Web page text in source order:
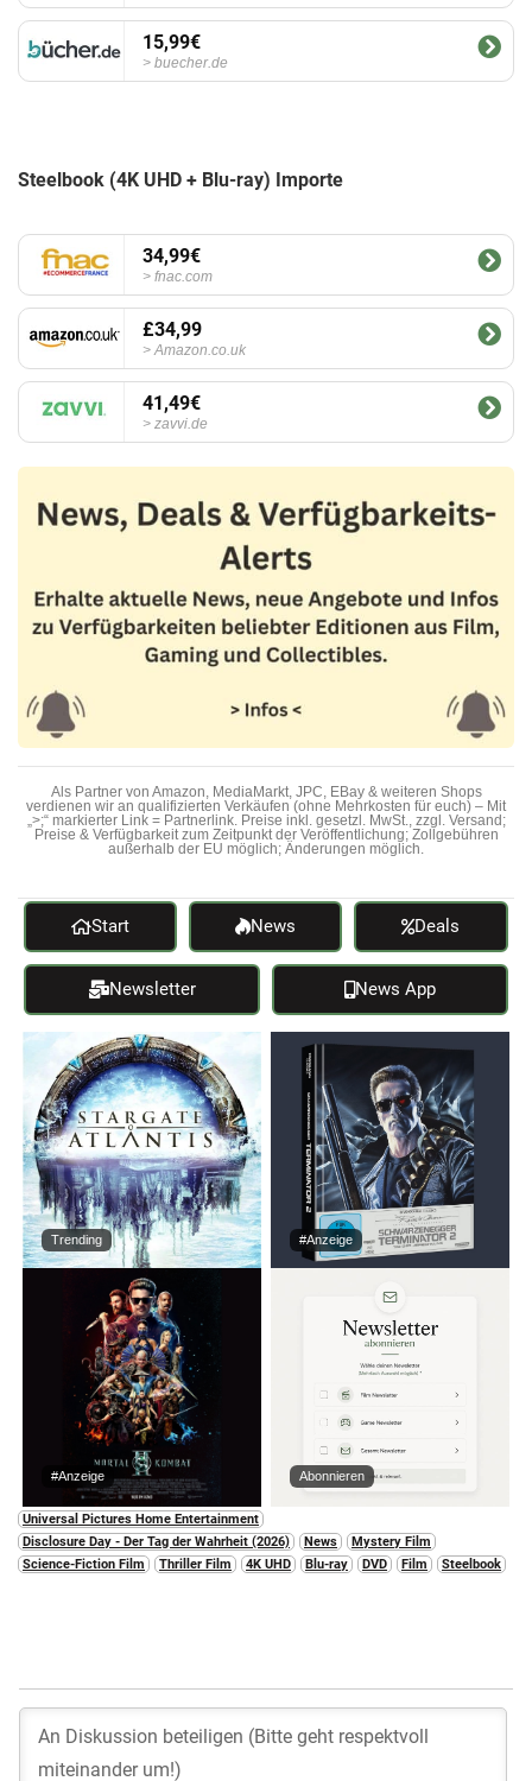
15,99€
buecher.de
Steelbook (4K UHD + Blu-ray) Importe
34,99€
fnac.com
£34,99
Amazon.co.uk
41,49€
zavvi.de
Als Partner von Amazon, MediaMarkt, JPC, EBay & weiteren Shops
verdienen wir an qualifizierten Verkäufen (ohne Mehrkosten für euch) – Mit
„>;“ markierter Link = Partnerlink. Preise inkl. gesetzl. MwSt., zzgl. Versand;
Preise & Verfügbarkeit zum Zeitpunkt der Veröffentlichung; Zollgebühren
außerhalb der EU möglich; Änderungen möglich.
Start News Deals
Newsletter News App
Trending #Anzeige
#Anzeige Abonnieren
Universal Pictures Home Entertainment
Disclosure Day - Der Tag der Wahrheit (2026)
News
Mystery Film
Science-Fiction Film
Thriller Film 4K UHD Blu-ray DVD Film Steelbook